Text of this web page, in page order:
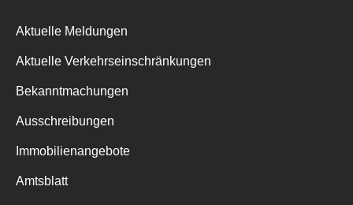
Aktuelle Meldungen
Aktuelle Verkehrseinschränkungen
Bekanntmachungen
Ausschreibungen
Immobilienangebote
Amtsblatt